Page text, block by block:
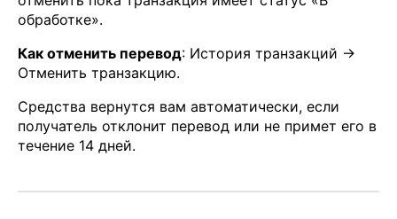
обработке».
Как отменить перевод: История транзакций →
Отменить транзакцию.
Средства вернутся вам автоматически, если
получатель отклонит перевод или не примет его в
течение 14 дней.